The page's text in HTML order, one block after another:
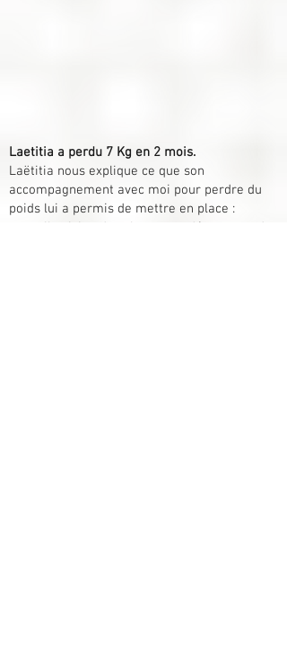
Laetitia a perdu 7 Kg en 2 mois.
Laëtitia nous explique ce que son
accompagnement avec moi pour perdre du
poids lui a permis de mettre en place :
nouvelle vision des choses, re-découverte des